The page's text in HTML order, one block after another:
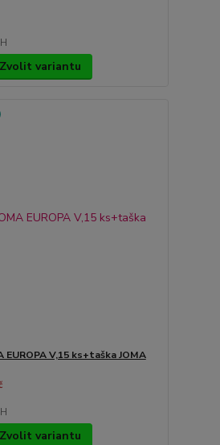
Zvolit variantu
EUROPA V,15 ks+taška JOMA
Zvolit variantu